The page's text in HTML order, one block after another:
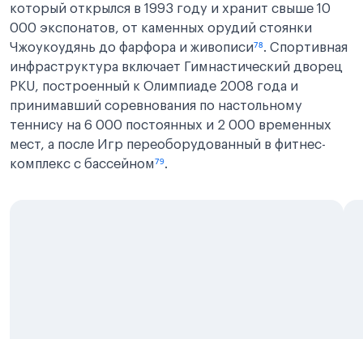
который открылся в 1993 году и хранит свыше 10
000 экспонатов, от каменных орудий стоянки
Чжоукоудянь до фарфора и живописи⁷⁸. Спортивная
инфраструктура включает Гимнастический дворец
PKU, построенный к Олимпиаде 2008 года и
принимавший соревнования по настольному
теннису на 6 000 постоянных и 2 000 временных
мест, а после Игр переоборудованный в фитнес-
комплекс с бассейном⁷⁹.